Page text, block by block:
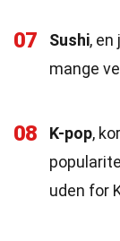
07 Sushi,
mange
08 K-pop,
uden for